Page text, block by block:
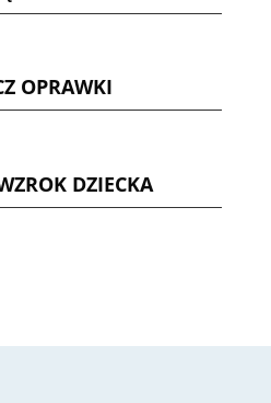
OPRAWKI
DZIECKA